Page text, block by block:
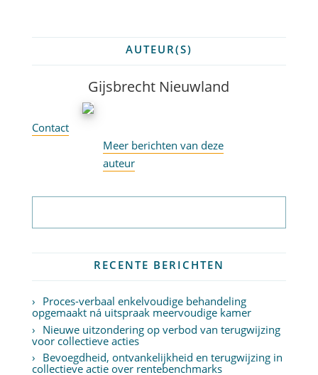
AUTEUR(S)
Gijsbrecht Nieuwland
Contact
Meer berichten van deze
auteur
RECENTE BERICHTEN
Proces-verbaal enkelvoudige behandeling
opgemaakt ná uitspraak meervoudige kamer
Nieuwe uitzondering op verbod van terugwijzing
voor collectieve acties
Bevoegdheid, ontvankelijkheid en terugwijzing in
collectieve actie over rentebenchmarks